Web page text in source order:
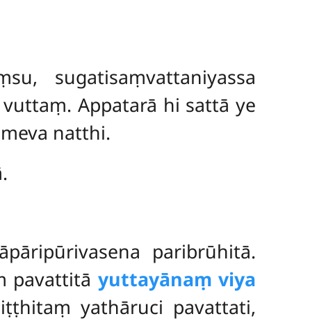
sugatisaṃvattaniyassa
Appatarā hi sattā ye
natthi.
paribrūhitā.
pavattitā yuttayānaṃ viya
yathāruci pavattati,